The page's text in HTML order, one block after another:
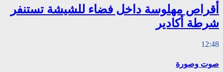
أقراص مهلوسة داخل فضاء للشيشة تستنفر
شرطة أكادير
12:48
صوت وصورة